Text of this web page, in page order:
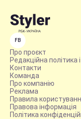
FB
Про проєкт
Редакційна політика
Контакти
Команда
Про компанію
Реклама
Правила
Правова інформація
Політика